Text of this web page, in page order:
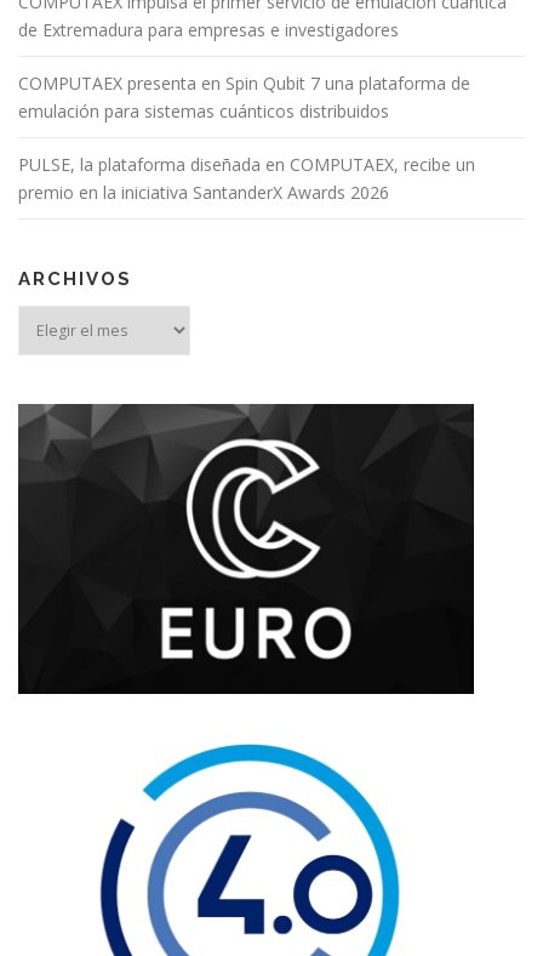
de Extremadura para empresas e investigadores
COMPUTAEX presenta en Spin Qubit 7 una plataforma de
emulación para sistemas cuánticos distribuidos
PULSE, la plataforma diseñada en COMPUTAEX, recibe un
premio en la iniciativa SantanderX Awards 2026
ARCHIVOS